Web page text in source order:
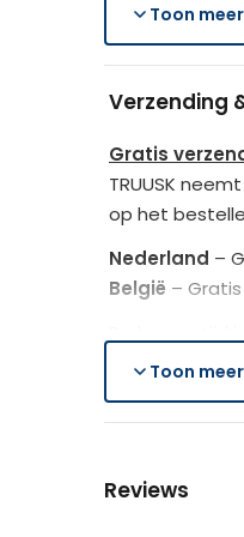
1 x
Afmetingen
Verpakking
Kleur
Materiaal
Toon meer
Verzending
Gratis
TRUUSK
op het
Nederland –
België –
Lees hier meer..
Gratis
Je heb na de
de producten
Toon meer
Reviews